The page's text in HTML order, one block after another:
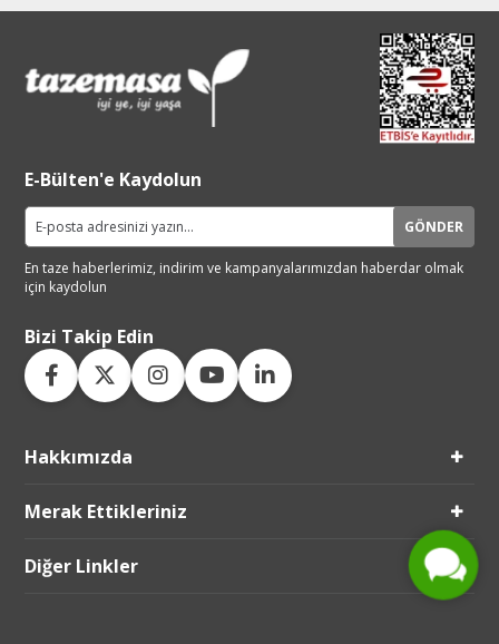
E-Bülten'e Kaydolun
GÖNDER
En taze haberlerimiz, indirim ve kampanyalarımızdan haberdar olmak
için kaydolun
Bizi Takip Edin
Hakkımızda
Merak Ettikleriniz
Diğer Linkler